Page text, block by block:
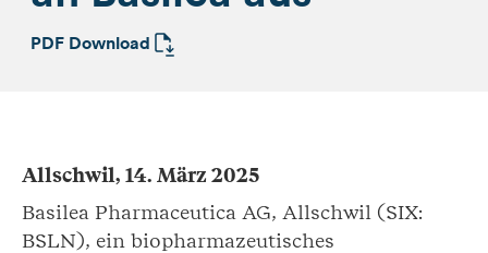
PDF Download
Allschwil, 14. März 2025
Basilea Pharmaceutica AG, Allschwil (SIX:
BSLN), ein biopharmazeutisches